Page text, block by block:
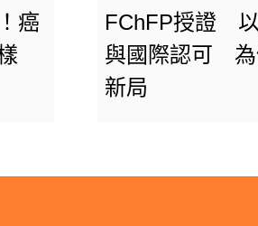
癌
FChFP授證
與國際認可 為
新局